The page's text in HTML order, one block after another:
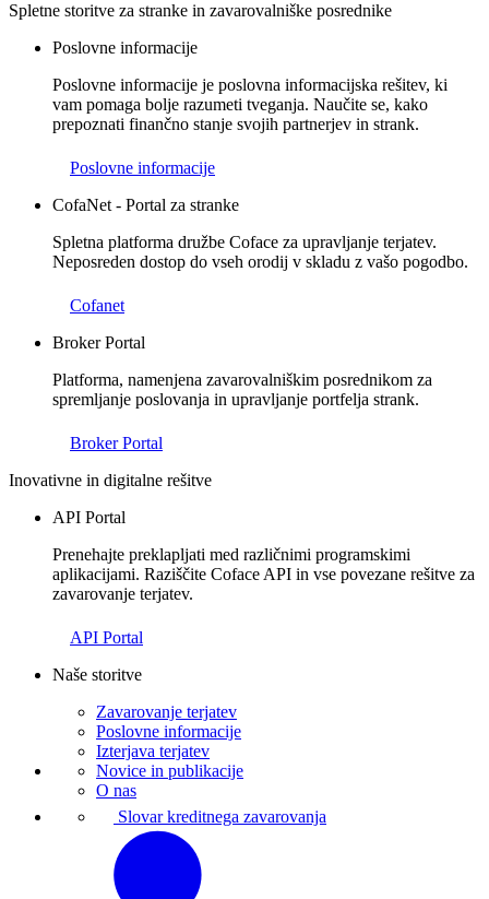
Spletne storitve za stranke in zavarovalniške posrednike
Poslovne informacije
Poslovne informacije je poslovna informacijska rešitev, ki
vam pomaga bolje razumeti tveganja. Naučite se, kako
prepoznati finančno stanje svojih partnerjev in strank.
Poslovne informacije
CofaNet - Portal za stranke
Spletna platforma družbe Coface za upravljanje terjatev.
Neposreden dostop do vseh orodij v skladu z vašo pogodbo.
Cofanet
Broker Portal
Platforma, namenjena zavarovalniškim posrednikom za
spremljanje poslovanja in upravljanje portfelja strank.
Broker Portal
Inovativne in digitalne rešitve
API Portal
Prenehajte preklapljati med različnimi programskimi
aplikacijami. Raziščite Coface API in vse povezane rešitve za
zavarovanje terjatev.
API Portal
Naše storitve
Zavarovanje terjatev
Poslovne informacije
Izterjava terjatev
Novice in publikacije
O nas
Slovar kreditnega zavarovanja